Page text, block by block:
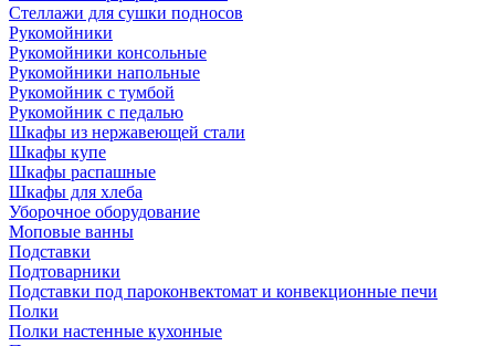
Стеллажи для сушки подносов
Рукомойники
Рукомойники консольные
Рукомойники напольные
Рукомойник с тумбой
Рукомойник с педалью
Шкафы из нержавеющей стали
Шкафы купе
Шкафы распашные
Шкафы для хлеба
Уборочное оборудование
Моповые ванны
Подставки
Подтоварники
Подставки под пароконвектомат и конвекционные печи
Полки
Полки настенные кухонные